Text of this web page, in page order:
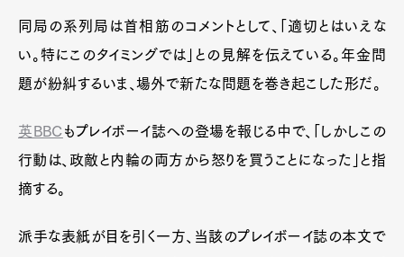
同局の系列局は首相筋のコメントとして、「適切とはいえな
い。特にこのタイミングでは」との見解を伝えている。年金問
題が紛糾するいま、場外で新たな問題を巻き起こした形だ。
英BBCもプレイボーイ誌への登場を報じる中で、「しかしこの
行動は、政敵と内輪の両方から怒りを買うことになった」と指
摘する。
派手な表紙が目を引く一方、当該のプレイボーイ誌の本文で